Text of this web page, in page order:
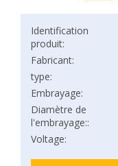
Identification
produit:
Fabricant:
type:
Embrayage:
Diamètre de
l'embrayage::
Voltage: